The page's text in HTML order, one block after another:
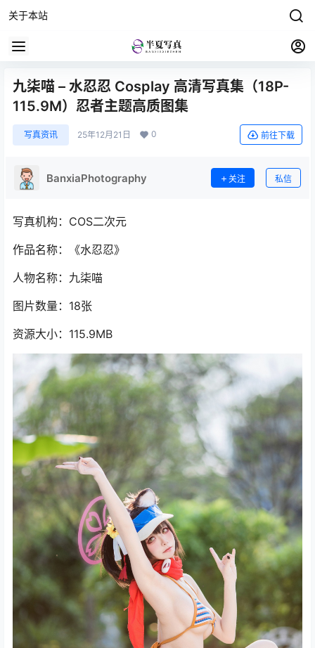
关于本站
九柒喵 – 水忍忍 Cosplay 高清写真集（18P-
115.9M）忍者主题高质图集
写真资讯 25年12月21日 0 前往下载
BanxiaPhotography 关注 私信
写真机构：COS二次元
作品名称：《水忍忍》
人物名称：九柒喵
图片数量：18张
资源大小：115.9MB